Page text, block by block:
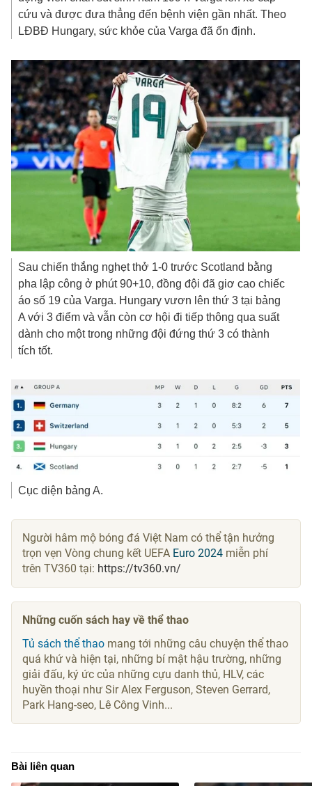
cứu và được đưa thẳng đến bệnh viện gần nhất. Theo
LĐBĐ Hungary, sức khỏe của Varga đã ổn định.
Sau chiến thắng nghẹt thở 1-0 trước Scotland bằng
pha lập công ở phút 90+10, đồng đội đã giơ cao chiếc
áo số 19 của Varga. Hungary vươn lên thứ 3 tại bảng
A với 3 điểm và vẫn còn cơ hội đi tiếp thông qua suất
dành cho một trong những đội đứng thứ 3 có thành
tích tốt.
Cục diện bảng A.
Người hâm mộ bóng đá Việt Nam có thể tận hưởng
trọn vẹn Vòng chung kết UEFA Euro 2024 miễn phí
trên TV360 tại: https://tv360.vn/
Những cuốn sách hay về thể thao
Tủ sách thể thao mang tới những câu chuyện thể thao
quá khứ và hiện tại, những bí mật hậu trường, những
giải đấu, ký ức của những cựu danh thủ, HLV, các
huyền thoại như Sir Alex Ferguson, Steven Gerrard,
Park Hang-seo, Lê Công Vinh...
Bài liên quan